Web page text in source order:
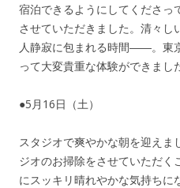
宿泊できるようにしてくださっ
させていただきました。清々
人静寂に包まれる時間――。東
って大変貴重な体験ができまし
●5月16日（土）
スタジオで爽やかな朝を迎えま
ジオのお掃除をさせていただく
にスッキリ晴れやかな気持ちに